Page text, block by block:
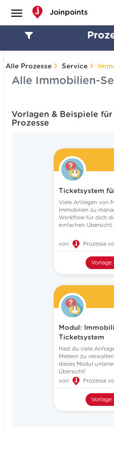
Joinpoints
Alle Prozesse
Management
Marketing
Alle Prozesse Service
Alle Immobilien-
Vorlagen & Beispiele
Prozesse
Ticketsystem
Viele Anliegen von
Immobilien zu
Workflow für dich
einfachen Übersicht.
von Prozesse
Vorlage
Modul:
Ticketsystem
Hast du viele
Mietern zu
dieses Modul
Übersicht!
von
Prozesse
Vorlage